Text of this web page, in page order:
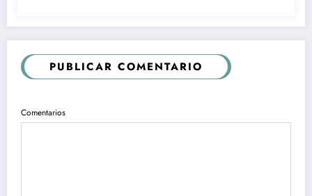
PUBLICAR COMENTARIO
Comentarios